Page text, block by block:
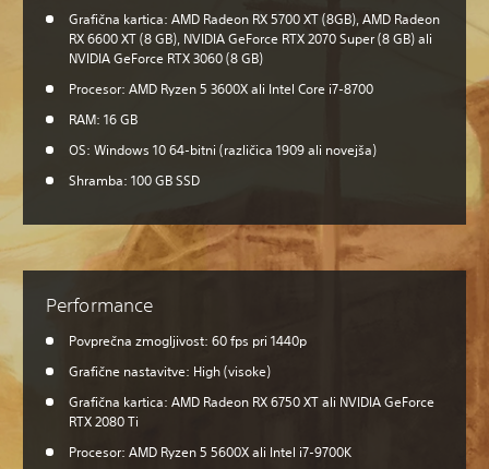
Grafična kartica: AMD Radeon RX 5700 XT (8GB), AMD Radeon
RX 6600 XT (8 GB), NVIDIA GeForce RTX 2070 Super (8 GB) ali
NVIDIA GeForce RTX 3060 (8 GB)
Procesor: AMD Ryzen 5 3600X ali Intel Core i7-8700
RAM: 16 GB
OS: Windows 10 64-bitni (različica 1909 ali novejša)
Shramba: 100 GB SSD
Performance
Povprečna zmogljivost: 60 fps pri 1440p
Grafične nastavitve: High (visoke)
Grafična kartica: AMD Radeon RX 6750 XT ali NVIDIA GeForce
RTX 2080 Ti
Procesor: AMD Ryzen 5 5600X ali Intel i7-9700K